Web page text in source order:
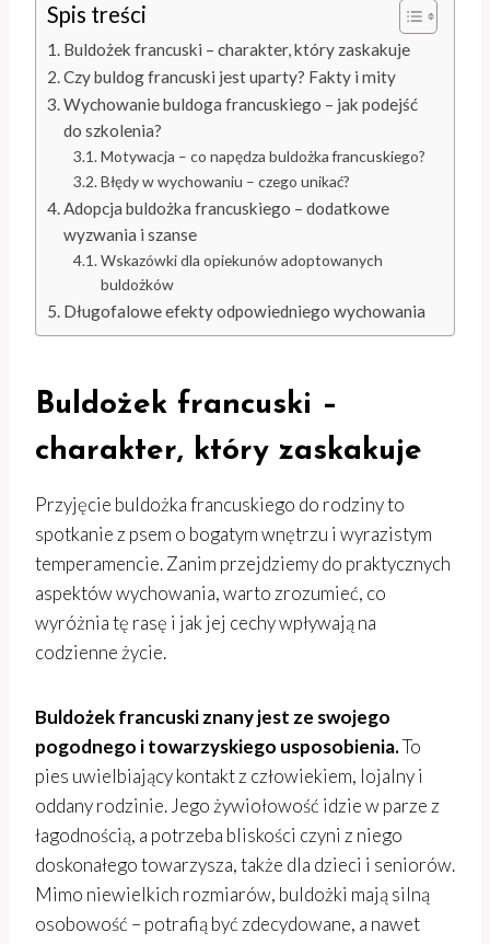
Spis treści
Buldożek francuski – charakter, który zaskakuje
Czy buldog francuski jest uparty? Fakty i mity
Wychowanie buldoga francuskiego – jak podejść
do szkolenia?
Motywacja – co napędza buldożka francuskiego?
Błędy w wychowaniu – czego unikać?
Adopcja buldożka francuskiego – dodatkowe
wyzwania i szanse
Wskazówki dla opiekunów adoptowanych
buldożków
Długofalowe efekty odpowiedniego wychowania
Buldożek francuski –
charakter, który zaskakuje
Przyjęcie buldożka francuskiego do rodziny to
spotkanie z psem o bogatym wnętrzu i wyrazistym
temperamencie. Zanim przejdziemy do praktycznych
aspektów wychowania, warto zrozumieć, co
wyróżnia tę rasę i jak jej cechy wpływają na
codzienne życie.
Buldożek francuski znany jest ze swojego
pogodnego i towarzyskiego usposobienia.To
pies uwielbiający kontakt z człowiekiem, lojalny i
oddany rodzinie. Jego żywiołowość idzie w parze z
łagodnością, a potrzeba bliskości czyni z niego
doskonałego towarzysza, także dla dzieci i seniorów.
Mimo niewielkich rozmiarów, buldożki mają silną
osobowość – potrafią być zdecydowane, a nawet